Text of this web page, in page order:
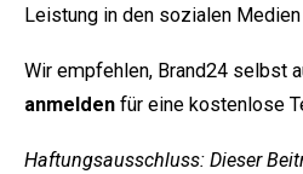
Leistung in den sozialen
Wir empfehlen, Brand24 selbst
anmelden für eine kostenlose
Haftungsausschluss: Dieser